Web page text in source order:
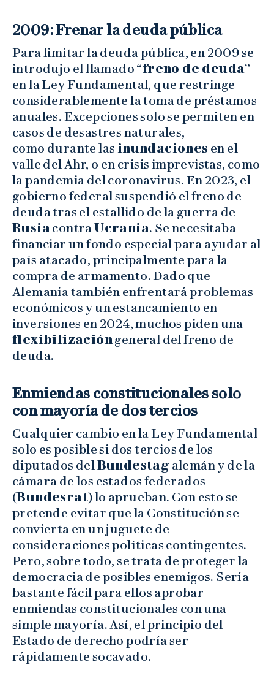
2009: Frenar la deuda pública
Para limitar la deuda pública, en 2009 se
introdujo el llamado “freno de deuda”
en la Ley Fundamental, que restringe
considerablemente la toma de préstamos
anuales. Excepciones solo se permiten en
casos de desastres naturales,
como durante las inundaciones en el
valle del Ahr, o en crisis imprevistas, como
la pandemia del coronavirus. En 2023, el
gobierno federal suspendió el freno de
deuda tras el estallido de la guerra de
Rusia contraUcrania. Se necesitaba
financiar un fondo especial para ayudar al
país atacado, principalmente para la
compra de armamento. Dado que
Alemania también enfrentará problemas
económicos y un estancamiento en
inversiones en 2024, muchos piden una
flexibilización general del freno de
deuda.
Enmiendas constitucionales solo
con mayoría de dos tercios
Cualquier cambio en la Ley Fundamental
solo es posible si dos tercios de los
diputados del Bundestag alemán y de la
cámara de los estados federados
(Bundesrat) lo aprueban. Con esto se
pretende evitar que la Constitución se
convierta en un juguete de
consideraciones políticas contingentes.
Pero, sobre todo, se trata de proteger la
democracia de posibles enemigos. Sería
bastante fácil para ellos aprobar
enmiendas constitucionales con una
simple mayoría. Así, el principio del
Estado de derecho podría ser
rápidamente socavado.